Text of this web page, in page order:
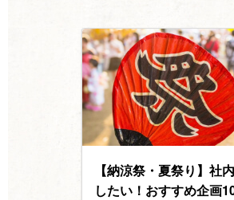
【納涼祭・夏祭り】社
したい！おすすめ企画